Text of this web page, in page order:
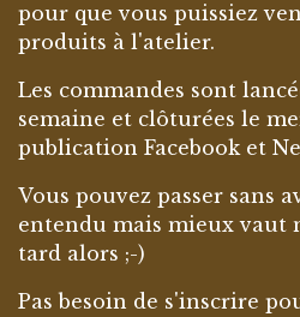
pour que vous puissiez
produits à l'atelier.
Les commandes sont
semaine et clôturées le
publication Facebook et
Vous pouvez passer sans
entendu mais mieux vaut
tard alors ;-)
Pas besoin de s'inscrire